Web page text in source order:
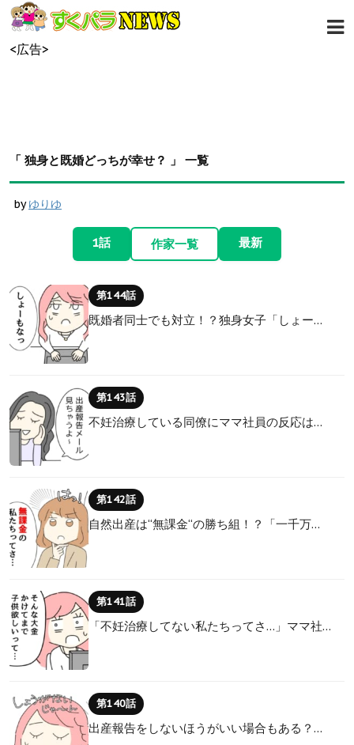
<広告>
「 独身と既婚どっちが幸せ？ 」 一覧
byゆりゆ
1話 作家一覧 最新
第144話
既婚者同士でも対立！？独身女子「しょー…
第143話
不妊治療している同僚にママ社員の反応は…
第142話
自然出産は“無課金“の勝ち組！？「一千万…
第141話
「不妊治療してない私たちってさ…」ママ社…
第140話
出産報告をしないほうがいい場合もある？…